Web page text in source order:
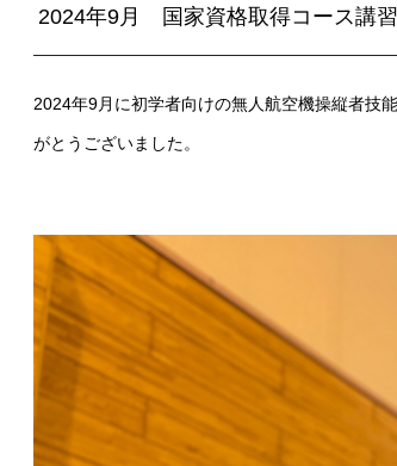
2024年9月 国家資格取得コース講
2024年9月に初学者向けの無人航空機操縦者技
がとうございました。